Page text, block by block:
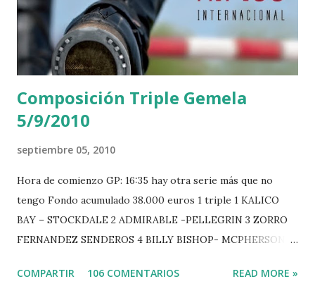
Composición Triple Gemela
5/9/2010
septiembre 05, 2010
Hora de comienzo GP: 16:35 hay otra serie más que no
tengo Fondo acumulado 38.000 euros 1 triple 1 KALICO
BAY – STOCKDALE 2 ADMIRABLE -PELLEGRIN 3 ZORRO
FERNANDEZ SENDEROS 4 BILLY BISHOP- MCPHERSON 5
-EPAILLARD 7 GIG AMAI M WHITAKER 8 SILVANA DU
COMPARTIR 106 COMENTARIOS READ MORE »